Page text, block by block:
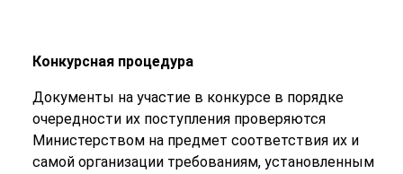
Конкурсная процедура
Документы на участие в конкурсе в порядке
очередности их поступления проверяются
Министерством на предмет соответствия их и
самой организации требованиям, установленным